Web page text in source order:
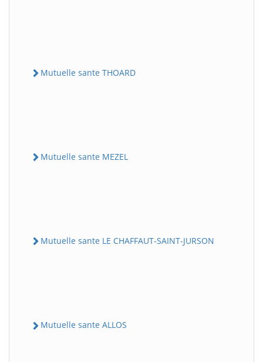
Mutuelle sante THOARD
Mutuelle sante MEZEL
Mutuelle sante LE CHAFFAUT-SAINT-JURSON
Mutuelle sante ALLOS